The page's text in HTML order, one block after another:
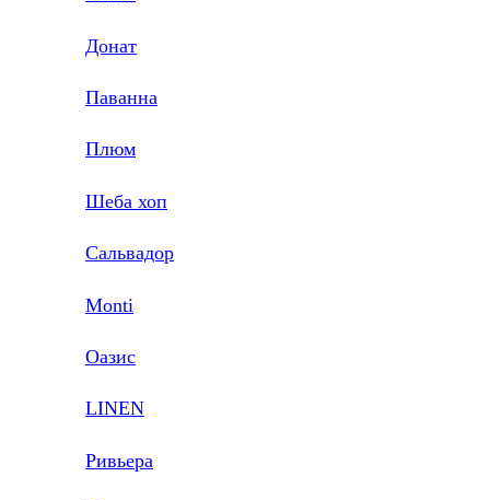
Донат
Паванна
Плюм
Шеба хоп
Сальвадор
Monti
Оазис
LINEN
Ривьера